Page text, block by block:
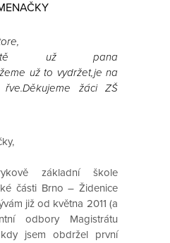
už pana
už to vydržet,je na
žáci ZŠ
základní škole
části Brno – Židenice
již od května 2011 (a
odbory Magistrátu
jsem obdržel první